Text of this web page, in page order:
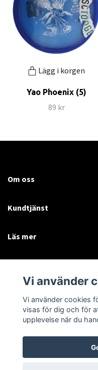
Lägg i korgen
Yao Phoenix (5)
89 kr
Om oss
Kundtjänst
Läs mer
Vi använder
Vi använder cookies
visas för dig och för
upplevelse när du